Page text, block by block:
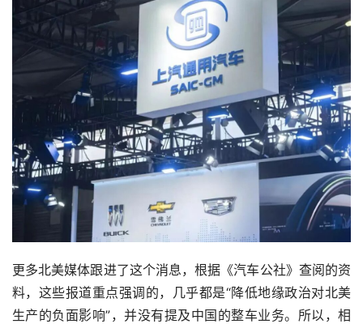
更多北美媒体跟进了这个消息，根据《汽车公社》查阅的资
料，这些报道重点强调的，几乎都是“降低地缘政治对北美
生产的负面影响”，并没有提及中国的整车业务。所以，相